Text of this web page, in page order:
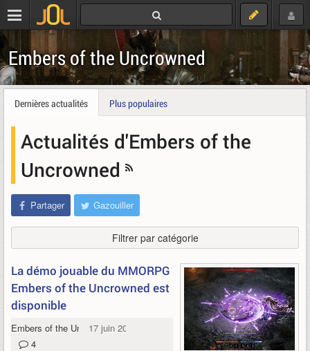
Embers of the Uncrowned
Dernières actualités Plus populaires
Actualités d'Embers of the
Uncrowned
Partager Gazouiller
Filtrer par catégorie
La démo jouable du MMORPG
Embers of the Uncrowned est
disponible
Embers of the Uncrowned
17 juin 2026
4